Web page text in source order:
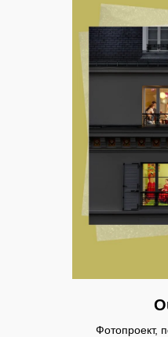
Фотопроект,